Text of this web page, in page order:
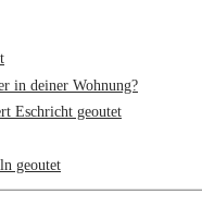
in deiner Wohnung?
Eschricht geoutet
geoutet